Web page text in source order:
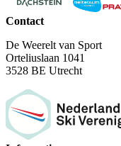
Contact
De Weerelt van Sport
Orteliuslaan 1041
3528 BE Utrecht